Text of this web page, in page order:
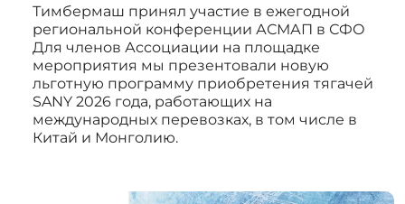
Тимбермаш принял участие в ежегодной
региональной конференции АСМАП в СФО
Для членов Ассоциации на площадке
мероприятия мы презентовали новую
льготную программу приобретения тягачей
SANY 2026 года, работающих на
международных перевозках, в том числе в
Китай и Монголию.